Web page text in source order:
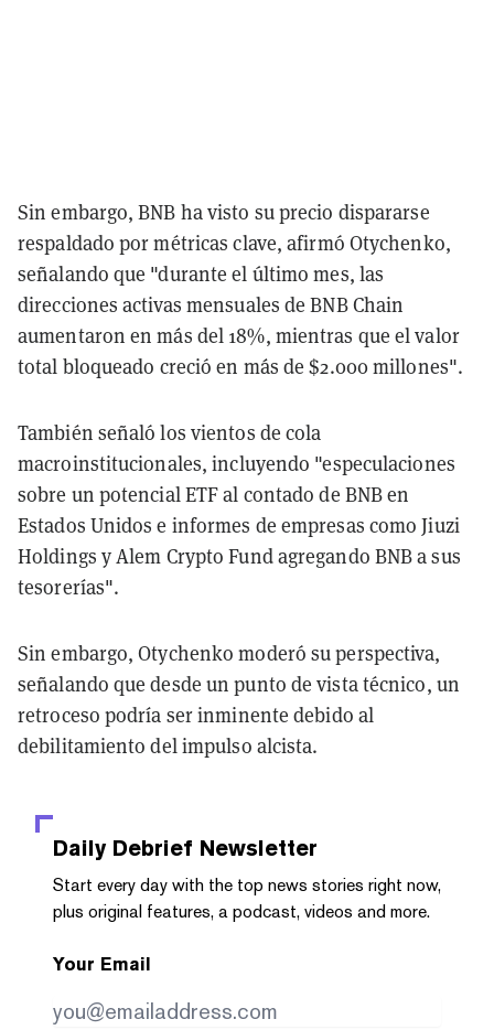
Sin embargo, BNB ha visto su precio dispararse
respaldado por métricas clave, afirmó Otychenko,
señalando que "durante el último mes, las
direcciones activas mensuales de BNB Chain
aumentaron en más del 18%, mientras que el valor
total bloqueado creció en más de $2.000 millones".
También señaló los vientos de cola
macroinstitucionales, incluyendo "especulaciones
sobre un potencial ETF al contado de BNB en
Estados Unidos e informes de empresas como Jiuzi
Holdings y Alem Crypto Fund agregando BNB a sus
tesorerías".
Sin embargo, Otychenko moderó su perspectiva,
señalando que desde un punto de vista técnico, un
retroceso podría ser inminente debido al
debilitamiento del impulso alcista.
Daily Debrief Newsletter
Start every day with the top news stories right now,
plus original features, a podcast, videos and more.
Your Email